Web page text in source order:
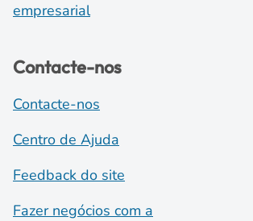
empresarial
Contacte-nos
Contacte-nos
Centro de Ajuda
Feedback do site
Fazer negócios com a